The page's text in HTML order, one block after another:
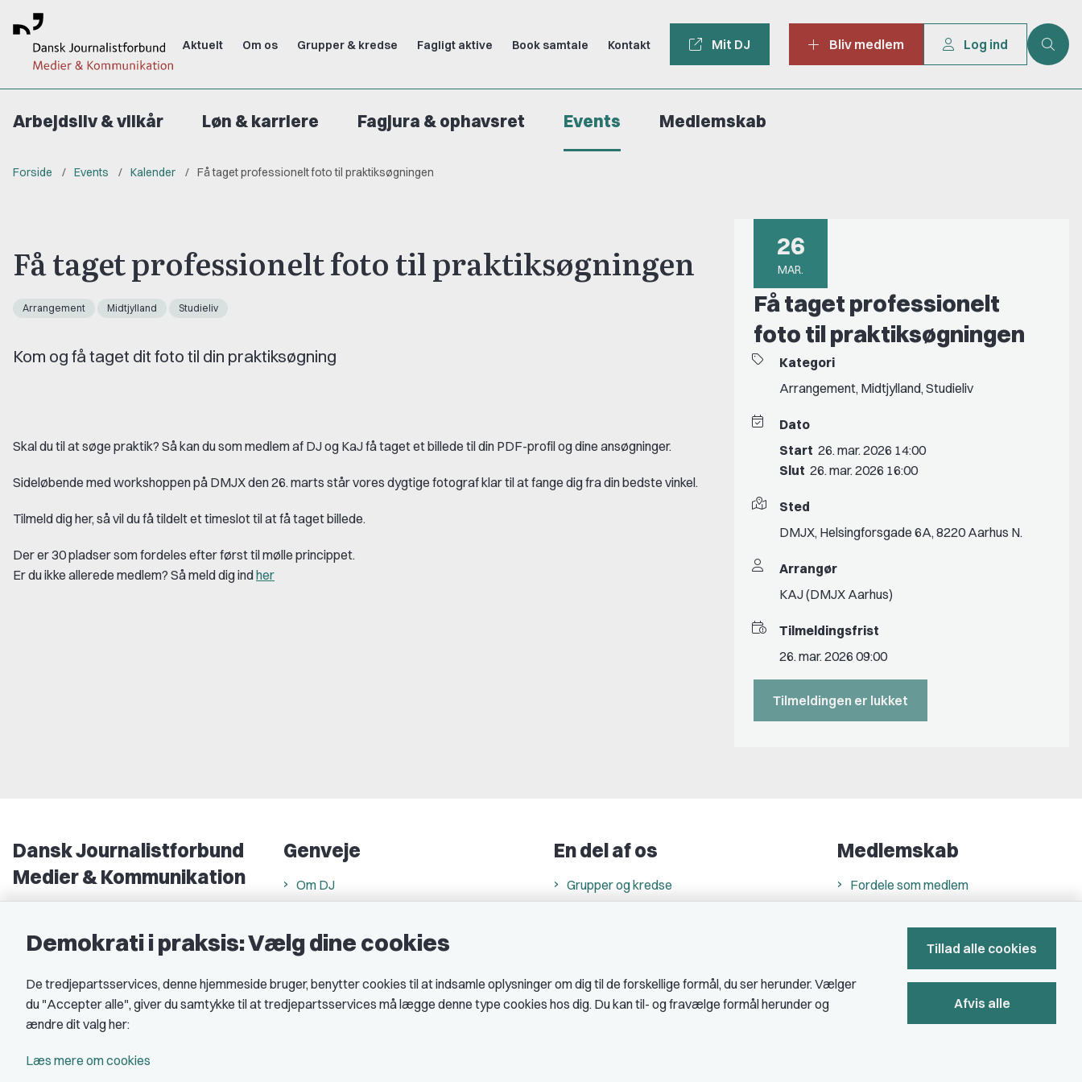
Aktuelt Om os Grupper & kredse Fagligt aktive Book samtale Kontakt Mit DJ Bliv medlem Log ind
Arbejdsliv & vilkår Løn & karriere Fagjura & ophavsret Events Medlemskab
Forside Events Kalender Få taget professionelt foto til praktiksøgningen
Få taget professionelt foto til praktiksøgningen
Arrangement Midtjylland Studieliv
Kom og få taget dit foto til din praktiksøgning
Skal du til at søge praktik? Så kan du som medlem af DJ og KaJ få taget et billede til din PDF-profil og dine ansøgninger.
Sideløbende med workshoppen på DMJX den 26. marts står vores dygtige fotograf klar til at fange dig fra din bedste vinkel.
Tilmeld dig her, så vil du få tildelt et timeslot til at få taget billede.
Der er 30 pladser som fordeles efter først til mølle princippet.
Er du ikke allerede medlem? Så meld dig indher
26
MAR.
Få taget professionelt
foto til praktiksøgningen
Kategori
Arrangement, Midtjylland,Studieliv
Dato
Start 26. mar. 2026 14:00
Slut 26. mar. 2026 16:00
Sted
DMJX, Helsingforsgade 6A, 8220 Aarhus N.
Arrangør
KAJ (DMJX Aarhus)
Tilmeldingsfrist
26. mar. 2026 09:00
Tilmeldingen er lukket
Dansk Journalistforbund
Medier & Kommunikation
EAN nr.: 5790002490071
Kontakt DJ
Genveje
Om DJ
Find freelancer
Rettighedsmidler hos DJ
Åbnings- og telefontider
En del af os
Grupper og kredse
Medlemskab
Fordele som medlem
Bliv medlem
Demokrati i praksis: Vælg dine cookies
De tredjepartsservices, denne hjemmeside bruger, benytter cookies til at indsamle oplysninger om dig til de forskellige formål, du ser herunder. Vælger
du "Accepter alle", giver du samtykke til at tredjepartsservices må lægge denne type cookies hos dig. Du kan til- og fravælge formål herunder og
ændre dit valg her:
Læs mere om cookies
Tillad alle cookies
Afvis alle